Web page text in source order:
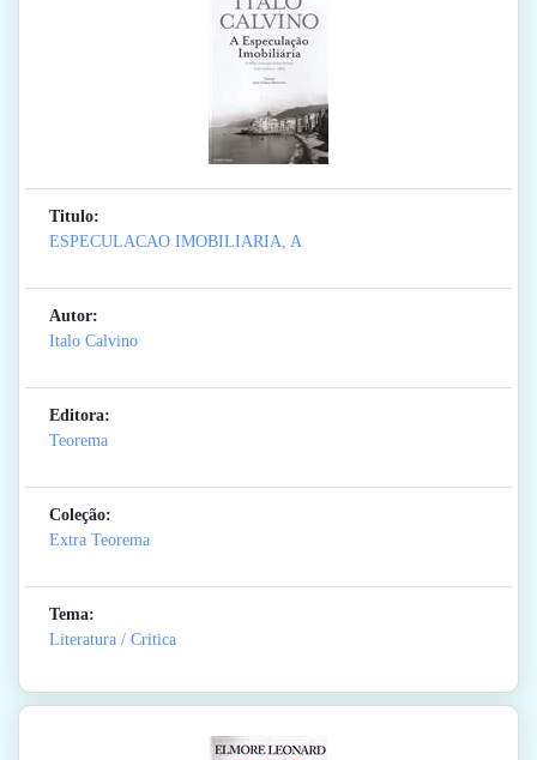
Titulo:
ESPECULACAO IMOBILIARIA, A
Autor:
Italo Calvino
Editora:
Teorema
Coleção:
Extra Teorema
Tema:
Literatura / Critica